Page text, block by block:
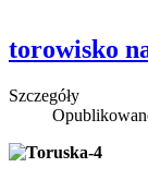
torowisko
Szczegóły